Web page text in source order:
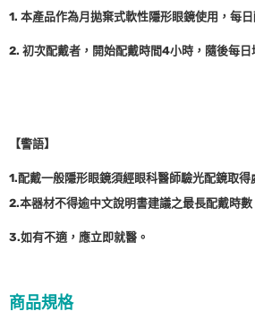
1. 本產品作為月拋棄式軟性隱形眼鏡使用，每
2. 初次配戴者，開始配戴時間4小時，隨後每日
【警語】
1.配戴一般隱形眼鏡須經眼科醫師驗光配鏡取
2.本器材不得逾中文說明書建議之最長配戴時
3.如有不適，應立即就醫。
商品規格